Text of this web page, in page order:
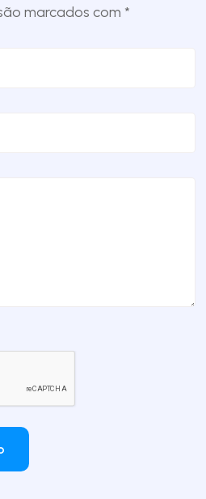
marcados com *